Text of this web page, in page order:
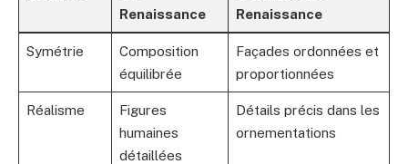
Renaissance
Renaissance
Symétrie
Composition
équilibrée
Façades ordonnées et
proportionnées
Réalisme
Figures
humaines
détaillées
Détails précis dans les
ornementations